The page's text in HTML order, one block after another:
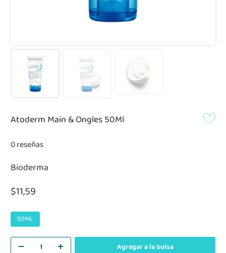
Atoderm Main & Ongles 50Ml
0 reseñas
Bioderma
$11,59
50ML
Agregar a la bolsa